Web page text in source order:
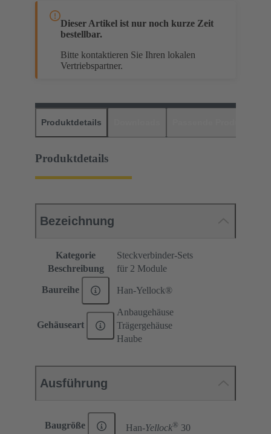
Dieser Artikel ist nur noch kurze Zeit
bestellbar.
Bitte kontaktieren Sie Ihren lokalen
Vertriebspartner.
Produktdetails
Produktdetails
Bezeichnung
Kategorie
Steckverbinder-Sets
Beschreibung
für 2 Module
Baureihe Han-Yellock®
Gehäuseart
Anbaugehäuse
Trägergehäuse
Haube
Ausführung
Baugröße Han-Yellock® 30